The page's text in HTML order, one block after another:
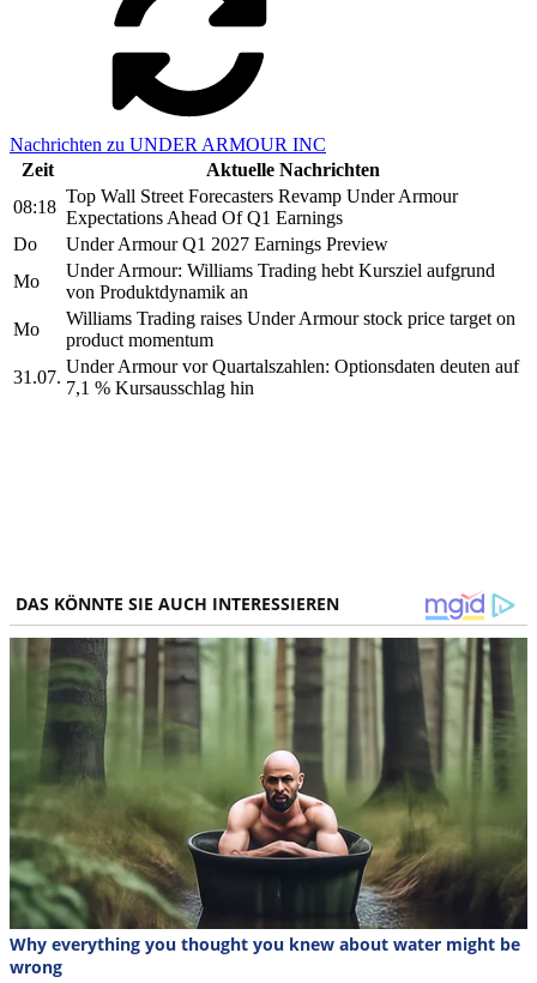
Nachrichten zu UNDER ARMOUR INC
Zeit
Aktuelle Nachrichten
08:18
Top Wall Street Forecasters Revamp Under Armour
Expectations Ahead Of Q1 Earnings
Do
Under Armour Q1 2027 Earnings Preview
Mo
Under Armour: Williams Trading hebt Kursziel aufgrund
von Produktdynamik an
Mo
Williams Trading raises Under Armour stock price target on
product momentum
31.07.
Under Armour vor Quartalszahlen: Optionsdaten deuten auf
7,1 % Kursausschlag hin